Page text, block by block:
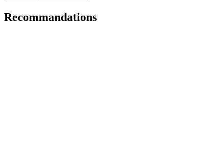
Recommandations